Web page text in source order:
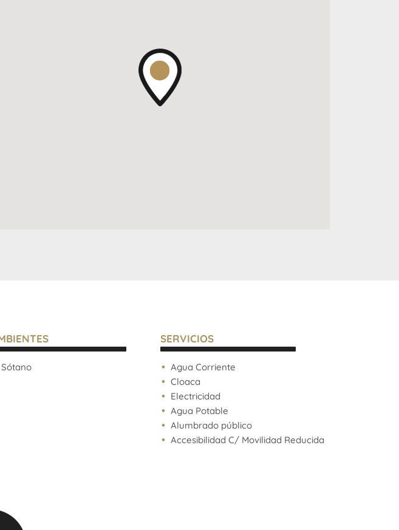
Sótano
SERVICIOS
Agua Corriente
Cloaca
Electricidad
Agua Potable
Alumbrado público
Accesibilidad C/ Movilidad Reducida